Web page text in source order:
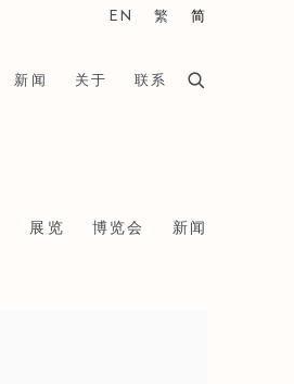
新闻 关于 联系
EN 繁 简
展览 博览会 新闻